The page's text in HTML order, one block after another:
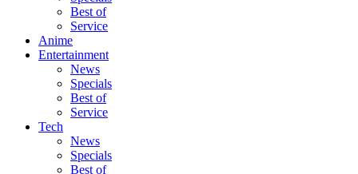
Best of
Service
Anime
Entertainment
News
Specials
Best of
Service
Tech
News
Specials
Best of